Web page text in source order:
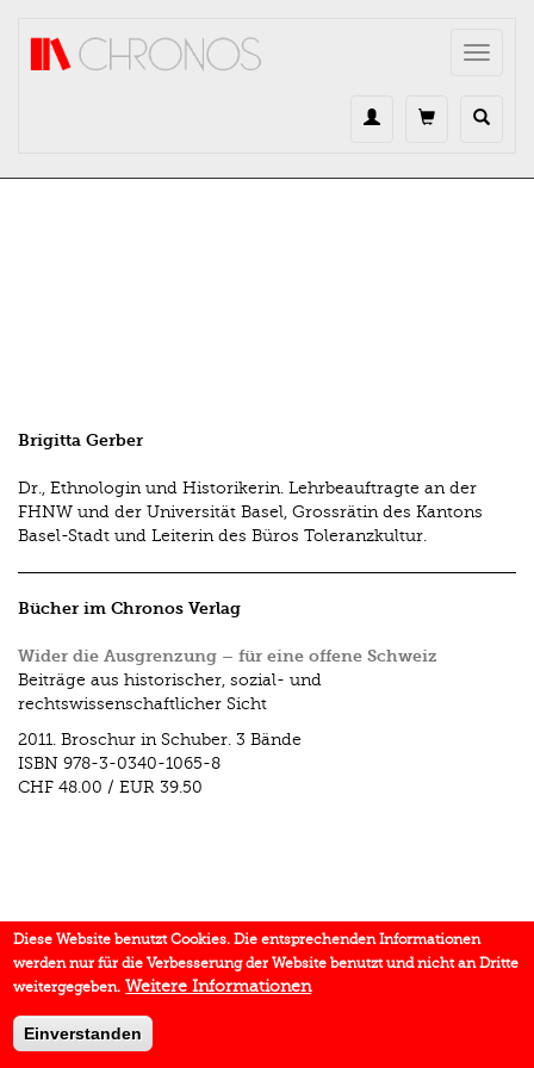
Toggle
Brigitta Gerber
Dr., Ethnologin und Historikerin. Lehrbeauftragte an der
FHNW und der Universität Basel, Grossrätin des Kantons
Basel-Stadt und Leiterin des Büros Toleranzkultur.
Bücher im Chronos Verlag
Wider die Ausgrenzung – für eine offene Schweiz
Beiträge aus historischer, sozial- und
rechtswissenschaftlicher Sicht
2011. Broschur in Schuber. 3 Bände
ISBN 978-3-0340-1065-8
CHF 48.00 / EUR 39.50
Diese Website benutzt Cookies. Die entsprechenden Informationen
werden nur für die Verbesserung der Website benutzt und nicht an Dritte
weitergegeben. Weitere Informationen
Einverstanden